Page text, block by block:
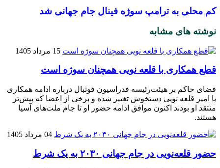
کم محلی به ترامپ سوژه فینال جام جهانی شد
نوشته های مشابه
15 مرداد 1405
قطع همکاری با قلعه نویی همچنان سوژه است
فضای حاکم بر هیئت‌رئیسه فدراسیون فوتبال درباره ادامه همکاری
با امیر قلعه‌ نویی دستخوش تغییر شده و برخی از اعضا که پیش‌تر
منتقد او بودند اکنون موافق ادامه حضور او تا جام ملت‌های آسیا
هستند.
04 مرداد 1405
حضور قلعه‌نویی در جام جهانی ۲۰۳۰ به یک شرط